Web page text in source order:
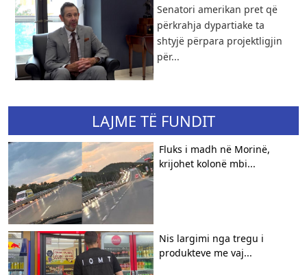
Senatori amerikan pret që
përkrahja dypartiake ta
shtyjë përpara projektligjin
për...
LAJME TË FUNDIT
Fluks i madh në Morinë,
krijohet kolonë mbi...
Nis largimi nga tregu i
produkteve me vaj...